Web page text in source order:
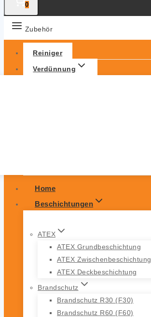
0
Zubehör
Reiniger
Verdünnung
Home
Beschichtungen
ATEX
ATEX Grundbeschichtung
ATEX Zwischenbeschichtung
ATEX Deckbeschichtung
Brandschutz
Brandschutz R30 (F30)
Brandschutz R60 (F60)